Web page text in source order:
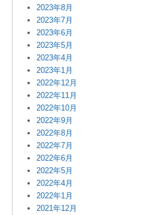
2023年8月
2023年7月
2023年6月
2023年5月
2023年4月
2023年1月
2022年12月
2022年11月
2022年10月
2022年9月
2022年8月
2022年7月
2022年6月
2022年5月
2022年4月
2022年1月
2021年12月